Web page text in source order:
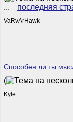
...
последняя
VaRvArHawk
Способен ли ты
(
Kyle